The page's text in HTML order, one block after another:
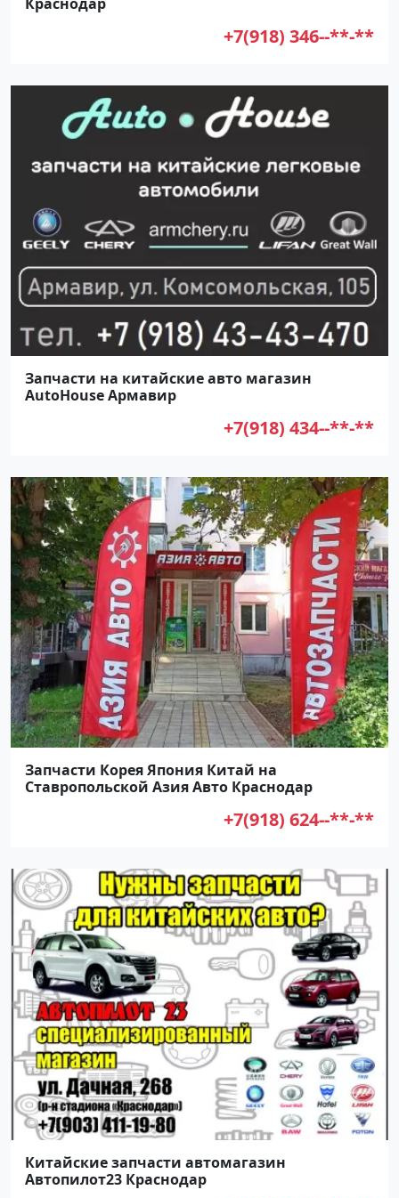
+7(918) 346--**-**
Запчасти на китайские авто магазин
AutoHouse Армавир
+7(918) 434--**-**
Запчасти Корея Япония Китай на
Ставропольской Азия Авто Краснодар
+7(918) 624--**-**
Китайские запчасти автомагазин
Автопилот23 Краснодар